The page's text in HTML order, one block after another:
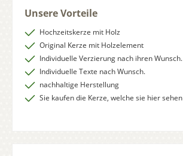
Unsere Vorteile
Hochzeitskerze mit Holz
Original Kerze mit Holzelement
Individuelle Verzierung nach ihren Wunsch.
Individuelle Texte nach Wunsch.
nachhaltige Herstellung
Sie kaufen die Kerze, welche sie hier sehen